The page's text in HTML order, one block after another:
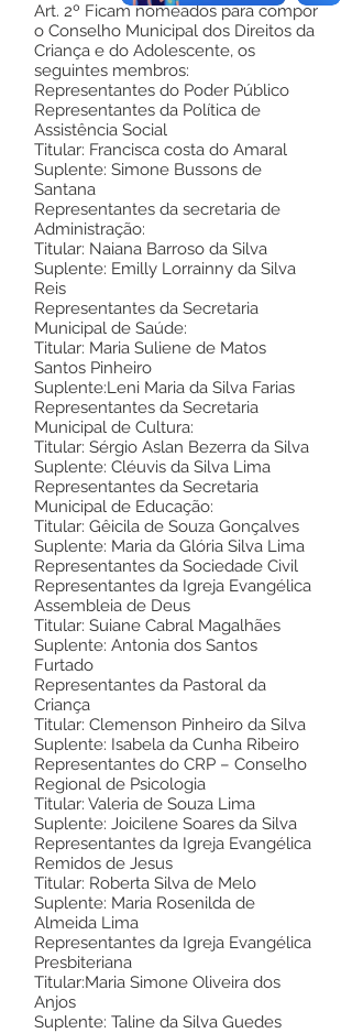
Art. 2º Ficam nomeados para compor
o Conselho Municipal dos Direitos da
Criança e do Adolescente, os
seguintes membros:
Representantes do Poder Público
Representantes da Política de
Assistência Social
Titular: Francisca costa do Amaral
Suplente: Simone Bussons de
Santana
Representantes da secretaria de
Administração:
Titular: Naiana Barroso da Silva
Suplente: Emilly Lorrainny da Silva
Reis
Representantes da Secretaria
Municipal de Saúde:
Titular: Maria Suliene de Matos
Santos Pinheiro
Suplente:Leni Maria da Silva Farias
Representantes da Secretaria
Municipal de Cultura:
Titular: Sérgio Aslan Bezerra da Silva
Suplente: Cléuvis da Silva Lima
Representantes da Secretaria
Municipal de Educação:
Titular: Gêicila de Souza Gonçalves
Suplente: Maria da Glória Silva Lima
Representantes da Sociedade Civil
Representantes da Igreja Evangélica
Assembleia de Deus
Titular: Suiane Cabral Magalhães
Suplente: Antonia dos Santos
Furtado
Representantes da Pastoral da
Criança
Titular: Clemenson Pinheiro da Silva
Suplente: Isabela da Cunha Ribeiro
Representantes do CRP – Conselho
Regional de Psicologia
Titular: Valeria de Souza Lima
Suplente: Joicilene Soares da Silva
Representantes da Igreja Evangélica
Remidos de Jesus
Titular: Roberta Silva de Melo
Suplente: Maria Rosenilda de
Almeida Lima
Representantes da Igreja Evangélica
Presbiteriana
Titular:Maria Simone Oliveira dos
Anjos
Suplente: Taline da Silva Guedes